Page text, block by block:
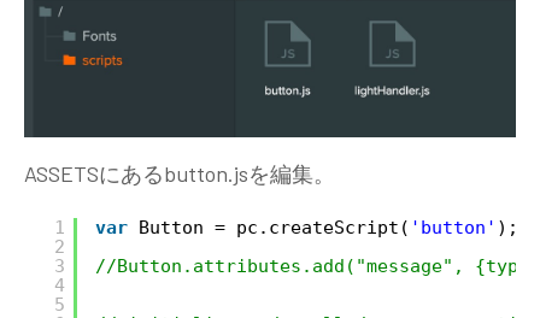
ASSETSにあるbutton.jsを編集。
1
2
3
4
5
var Button = pc.createScript( 'button' );
//Button.attributes.add("message",